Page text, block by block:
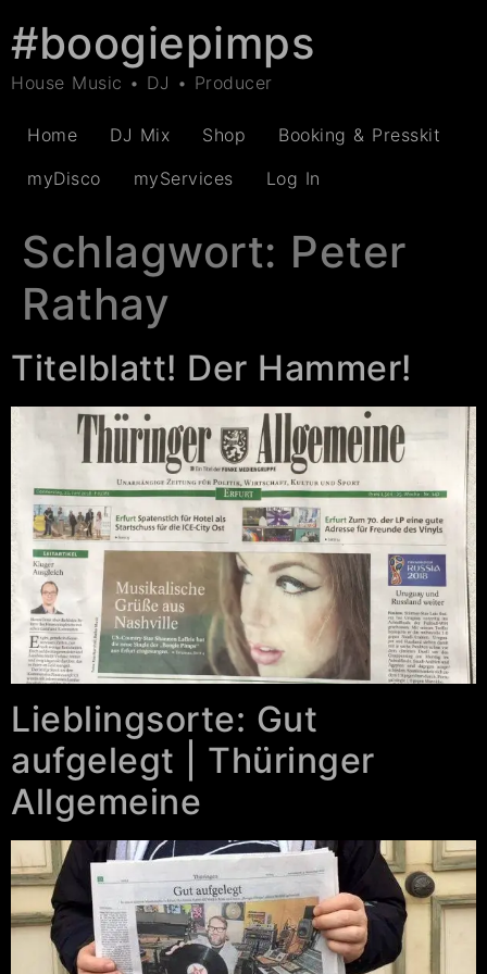
#boogiepimps
House Music • DJ • Producer
Home DJ Mix Shop
Booking & Presskit
myDisco
myServices Log In
Schlagwort: Peter
Rathay
Titelblatt! Der Hammer!
Lieblingsorte: Gut
aufgelegt | Thüringer
Allgemeine